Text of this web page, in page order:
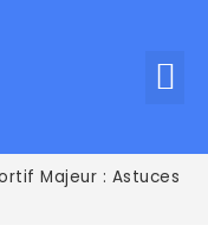
Majeur : Astuces